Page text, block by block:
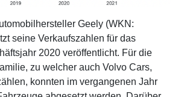
Geely (WKN:
seine Verkaufszahlen für das
2020 veröffentlicht. Für die
zu welcher auch Volvo Cars,
konnten im vergangenen Jahr